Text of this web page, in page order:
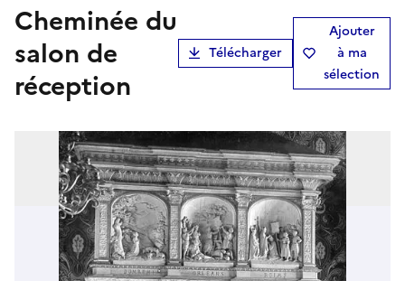
Cheminée du
salon de
réception
Télécharger
Ajouter
à ma
sélection